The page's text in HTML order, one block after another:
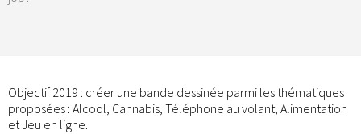
Objectif 2019 : créer une bande dessinée parmi les thématiques
proposées : Alcool, Cannabis, Téléphone au volant, Alimentation
et Jeu en ligne.